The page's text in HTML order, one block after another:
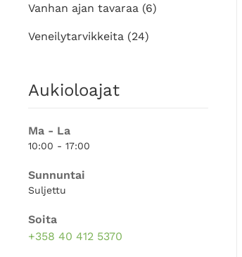
Vanhan ajan tavaraa (6)
Veneilytarvikkeita (24)
Aukioloajat
Ma - La
10:00 - 17:00
Sunnuntai
Suljettu
Soita
+358 40 412 5370